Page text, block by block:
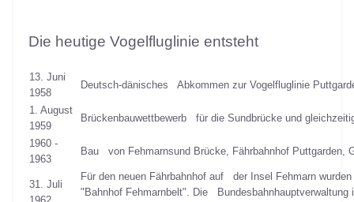
Die heutige Vogelfluglinie entsteht
13. Juni
1958
Deutsch-dänisches Abkommen zur Vogelfluglinie
1. August
1959
Brückenbauwettbewerb für die Sundbrücke und
1960 -
1963
Bau von Fehmarnsund Brücke, Fährbahnhof
31. Juli
Für den neuen Fährbahnhof auf der Insel Fehmarn
"Bahnhof Fehmarnbelt". Die